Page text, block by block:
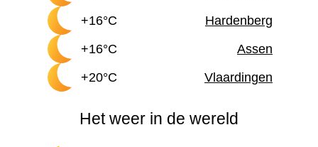
+16°C
Hardenberg
+16°C
Assen
+20°C
Vlaardingen
Het weer in de wereld